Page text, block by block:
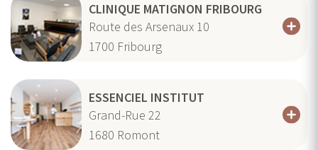
CLINIQUE MATIGNON FRIBOURG
Route des Arsenaux 10
1700 Fribourg
ESSENCIEL INSTITUT
Grand-Rue 22
1680 Romont